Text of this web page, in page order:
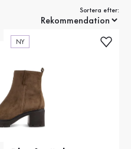
Sortera efter:
NY